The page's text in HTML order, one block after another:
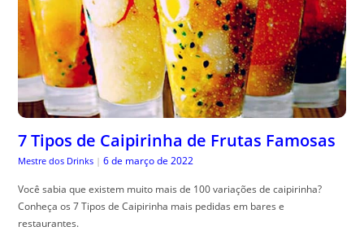
7 Tipos de Caipirinha de Frutas Famosas
Mestre dos Drinks | 6 de março de 2022
Você sabia que existem muito mais de 100 variações de caipirinha?
Conheça os 7 Tipos de Caipirinha mais pedidas em bares e
restaurantes.